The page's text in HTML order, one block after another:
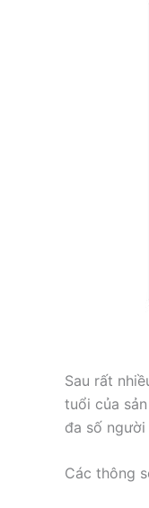
Sau rất
tuổi của
đa số
Các thông